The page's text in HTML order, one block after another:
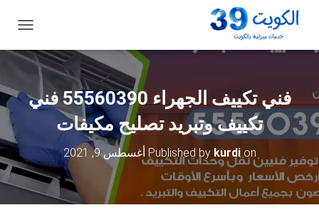
ب
ل
ق
ل
فني تكييف الجهراء 55560390 فني
تكييف وتبريد تصليح مكيفات
Published by kurdion أغسطس 9, 2021